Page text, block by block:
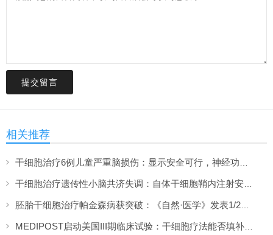
提交留言
相关推荐